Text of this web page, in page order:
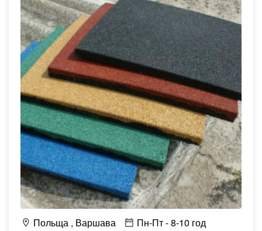
Польща Варшава
Пн-Пт - 8-10 год